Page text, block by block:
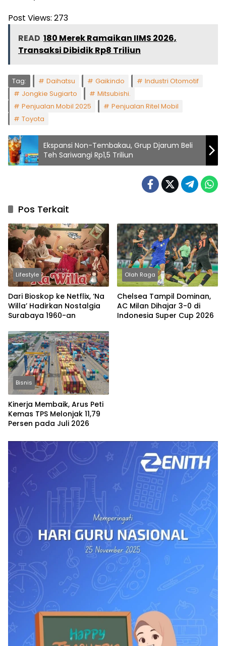
Post Views: 273
READ 180 Merek Ramaikan IIMS 2026,
Transaksi Dibidik Rp8 Triliun
Tag: Daihatsu Gaikindo
Industri Otomotif
Jongkie Sugiarto
Mitsubishi.
Penjualan Mobil 2025
Penjualan Ritel Mobil
Toyota
Ekspansi Non-Tembakau, Grup Djarum Beli
Teh Sariwangi Rp1,5 Triliun
Pos Terkait
Lifestyle
Dari Bioskop ke Netflix, ‘Na
Willa’ Hadirkan Nostalgia
Surabaya 1960-an
Olah Raga
Chelsea Tampil Dominan,
AC Milan Dihajar 3-0 di
Indonesia Super Cup 2026
Bisnis
Kinerja Membaik, Arus Peti
Kemas TPS Melonjak 11,79
Persen pada Juli 2026